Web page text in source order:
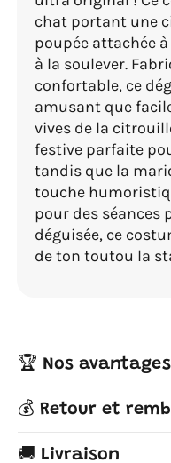
chat portant une
poupée attachée
à la soulever.
confortable, ce
amusant que
vives de la
festive parfaite
tandis que la
touche
pour des séances
déguisée, ce
de ton toutou la
🏆 Nos avantages
💰 Retour et
🚚 Livraison